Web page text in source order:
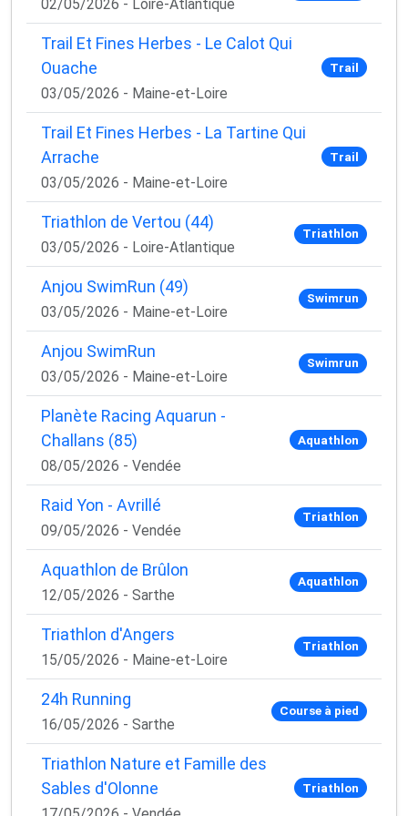
02/05/2026 - Loire-Atlantique
Trail Et Fines Herbes - Le Calot Qui
Ouache
03/05/2026 - Maine-et-Loire
Trail
Trail Et Fines Herbes - La Tartine Qui
Arrache
03/05/2026 - Maine-et-Loire
Trail
Triathlon de Vertou (44)
03/05/2026 - Loire-Atlantique
Triathlon
Anjou SwimRun (49)
03/05/2026 - Maine-et-Loire
Swimrun
Anjou SwimRun
03/05/2026 - Maine-et-Loire
Swimrun
Planète Racing Aquarun -
Challans (85)
08/05/2026 - Vendée
Aquathlon
Raid Yon - Avrillé
09/05/2026 - Vendée
Triathlon
Aquathlon de Brûlon
12/05/2026 - Sarthe
Aquathlon
Triathlon d'Angers
15/05/2026 - Maine-et-Loire
Triathlon
24h Running
16/05/2026 - Sarthe
Course à pied
Triathlon Nature et Famille des
Sables d'Olonne
Triathlon